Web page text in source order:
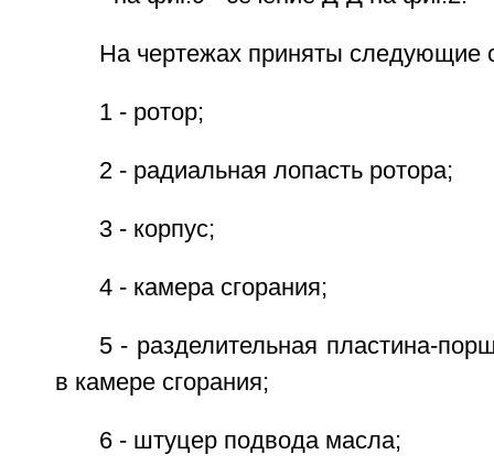
На чертежах приняты следующие
1 - ротор;
2 - радиальная лопасть ротора;
3 - корпус;
4 - камера сгорания;
5 - разделительная пластина-
в камере сгорания;
6 - штуцер подвода масла;